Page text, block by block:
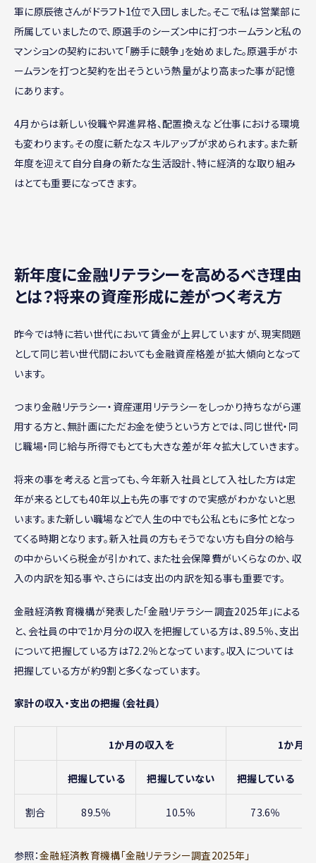
軍に原辰徳さんがドラフト1位で入団しました。そこで私は営業部に
所属していましたので、原選手のシーズン中に打つホームランと私の
マンションの契約において「勝手に競争」を始めました。原選手がホ
ームランを打つと契約を出そうという熱量がより高まった事が記憶
にあります。
4月からは新しい役職や昇進昇格、配置換えなど仕事における環境
も変わります。その度に新たなスキルアップが求められます。また新
年度を迎えて自分自身の新たな生活設計、特に経済的な取り組み
はとても重要になってきます。
新年度に金融リテラシーを高めるべき理由
とは？将来の資産形成に差がつく考え方
昨今では特に若い世代において賃金が上昇していますが、現実問題
として同じ若い世代間においても金融資産格差が拡大傾向となって
います。
つまり金融リテラシー・資産運用リテラシーをしっかり持ちながら運
用する方と、無計画にただお金を使うという方とでは、同じ世代・同
じ職場・同じ給与所得でもとても大きな差が年々拡大していきます。
将来の事を考えると言っても、今年新入社員として入社した方は定
年が来るとしても40年以上も先の事ですので実感がわかないと思
います。また新しい職場などで人生の中でも公私ともに多忙となっ
てくる時期となります。新入社員の方もそうでない方も自分の給与
の中からいくら税金が引かれて、また社会保障費がいくらなのか、収
入の内訳を知る事や、さらには支出の内訳を知る事も重要です。
金融経済教育機構が発表した「金融リテラシー調査2025年」による
と、会社員の中で1か月分の収入を把握している方は、89.5％、支出
について把握している方は72.2％となっています。収入については
把握している方が約9割と多くなっています。
家計の収入・支出の把握（会社員）
1か月の収入を 1か月
把握している 把握していない 把握している
割合 89.5％ 10.5％ 73.6％
参照：金融経済教育機構「金融リテラシー調査2025年」